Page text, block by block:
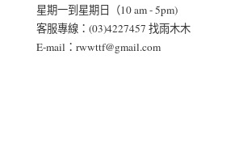
星期一到星期日（10 am - 5pm)
客服專線：(03)4227457 找雨木木
E-mail：rwwttf@gmail.com